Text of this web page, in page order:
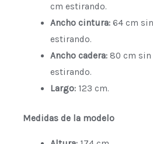
cm estirando.
Ancho cintura:64 cm
estirando.
Ancho cadera:80 cm sin
estirando.
Largo:123 cm.
Medidas de la modelo